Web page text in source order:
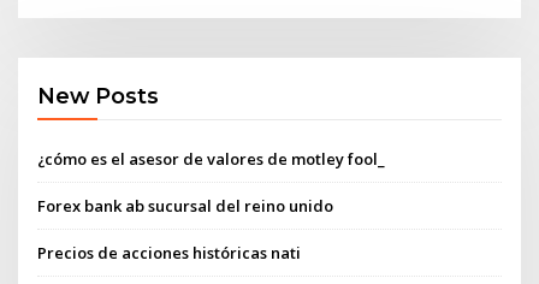
New Posts
¿cómo es el asesor de valores de motley fool_
Forex bank ab sucursal del reino unido
Precios de acciones históricas nati